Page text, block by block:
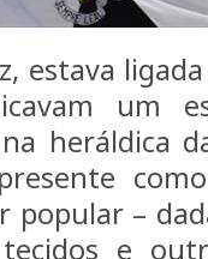
estava
um
heráldica
popular –
e